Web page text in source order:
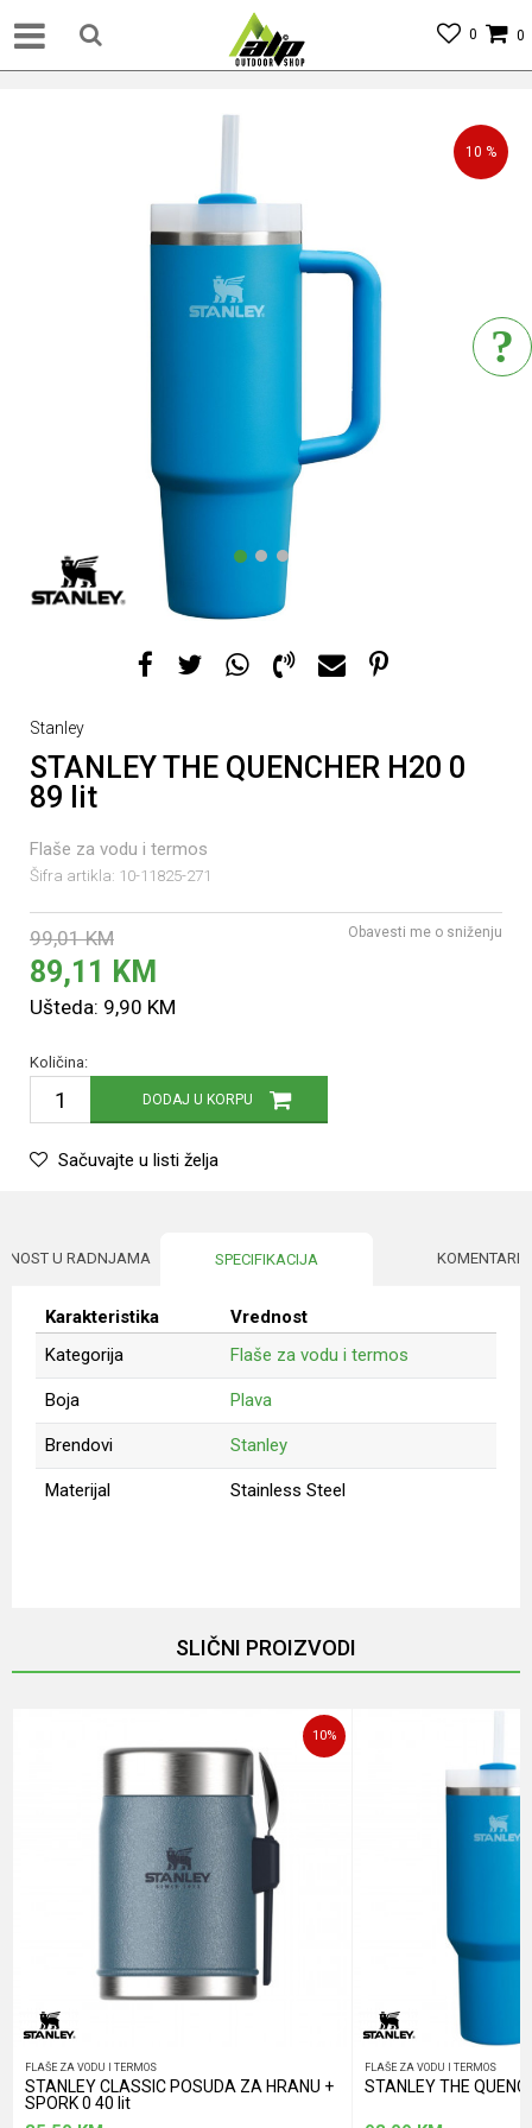
0
0
1 2 3
10 %
Stanley
STANLEY THE QUENCHER H20 0
89 lit
Flaše za vodu i termos
Šifra artikla: 10-11825-271
99,01 KM
89,11 KM
Ušteda: 9,90 KM
Obavesti me o sniženju
Količina:
DODAJ U KORPU
Sačuvajte u listi želja
U RADNJAMA SPECIFIKACIJA KOMENTARI
Karakteristika
Vrednost
Kategorija
Flaše za vodu i termos
Boja Plava
Brendovi Stanley
Materijal Stainless Steel
POŠALJI
SLIČNI PROIZVODI
10%
FLAŠE ZA VODU I TERMOS
STANLEY CLASSIC POSUDA ZA HRANU +
SPORK 0 40 lit
FLAŠE ZA VODU I TERMOS
STANLEY THE